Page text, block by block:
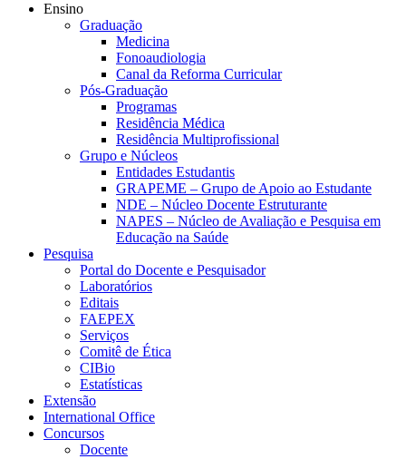
Ensino
Graduação
Medicina
Fonoaudiologia
Canal da Reforma Curricular
Pós-Graduação
Programas
Residência Médica
Residência Multiprofissional
Grupo e Núcleos
Entidades Estudantis
GRAPEME – Grupo de Apoio ao Estudante
NDE – Núcleo Docente Estruturante
NAPES – Núcleo de Avaliação e Pesquisa em
Educação na Saúde
Pesquisa
Portal do Docente e Pesquisador
Laboratórios
Editais
FAEPEX
Serviços
Comitê de Ética
CIBio
Estatísticas
Extensão
International Office
Concursos
Docente